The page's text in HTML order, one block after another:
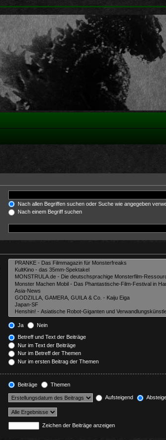
Nach allen Begriffen suchen oder Suche wie angegeben
Nach einem Begriff suchen
Ja Nein
Betreff und Text der Beiträge
Nur im Text der Beiträge
Nur im Betreff der Themen
Nur im ersten Beitrag der Themen
Beiträge Themen
Aufsteigend
Zeichen der Beiträge anzeigen